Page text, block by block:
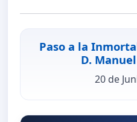
Paso a la
D.
20 de